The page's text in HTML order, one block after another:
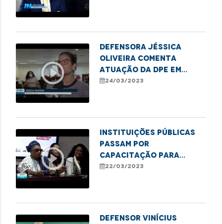
play_circle_outline
Defensora Jéssica
Oliveira comenta
atuação da DPE em
casos de violência
24/03/2023
play_circle_outline
Instituições públicas
passam por
capacitação para
combater o racismo
22/03/2023
Defensor Vinícius